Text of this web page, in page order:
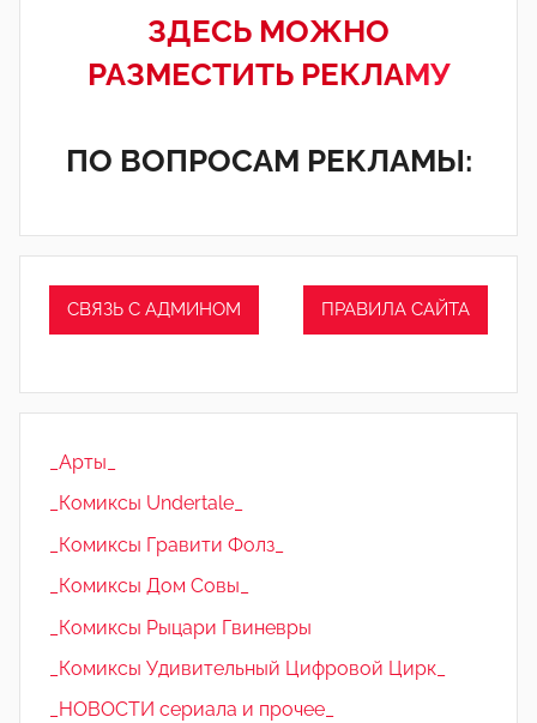
ЗДЕСЬ МОЖНО
РАЗМЕСТИТЬ РЕКЛАМУ
ПО ВОПРОСАМ РЕКЛАМЫ:
СВЯЗЬ С АДМИНОМ ПРАВИЛА САЙТА
_Арты_
_Комиксы Undertale_
_Комиксы Гравити Фолз_
_Комиксы Дом Совы_
_Комиксы Рыцари Гвиневры
_Комиксы Удивительный Цифровой Цирк_
_НОВОСТИ сериала и прочее_